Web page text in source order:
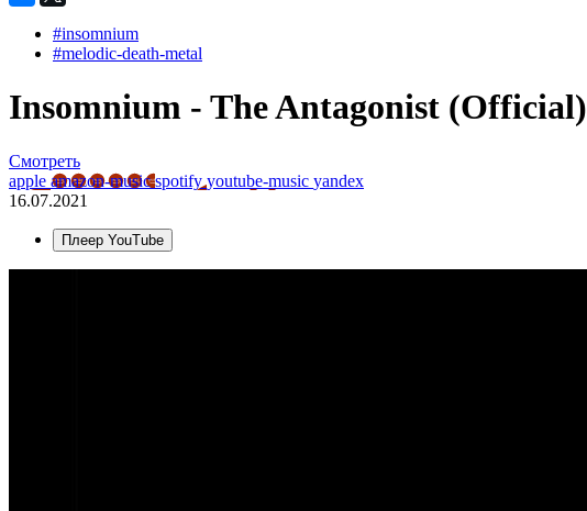
#insomnium
#melodic-death-metal
Insomnium - The Antagonist (Official)
Смотреть
apple amazon-musicspotifyyoutube-music yandex
16.07.2021
Плеер YouTube